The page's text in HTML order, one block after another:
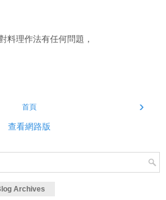
料理作法有任何問題，
›
首頁
查看網路版
Archives